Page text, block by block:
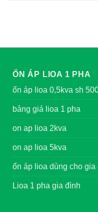
ỔN ÁP LIOA 1 PHA
ổn áp lioa 0,5kva sh
bảng giá lioa 1 pha
on ap lioa 2kva
on ap lioa 5kva
ổn áp lioa dùng cho gia
Lioa 1 pha gia đình